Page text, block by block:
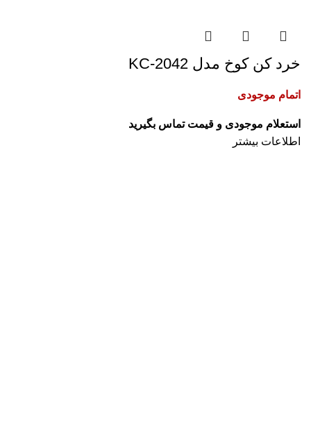
خرد کن کوخ مدل KC-2042
اتمام موجودی
اطلاعات بیشتر